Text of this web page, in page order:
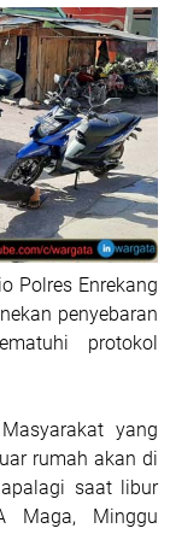
Polres Enrekang
penyebaran
protokol
yang
rumah akan di
saat libur
Maga, Minggu